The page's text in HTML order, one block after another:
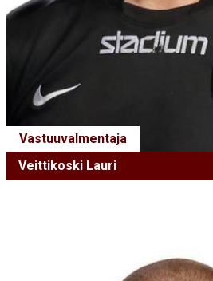
Vastuuvalmentaja
Veittikoski Lauri